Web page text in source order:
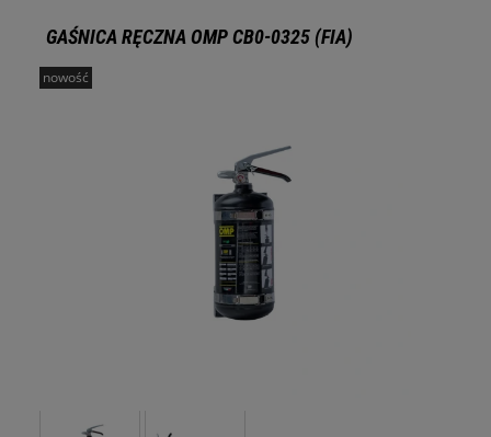
GAŚNICA RĘCZNA OMP CB0-0325 (FIA)
nowość